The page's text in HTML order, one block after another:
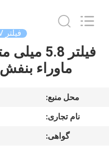
صفحه
محصولات
Technology
فیلتر MCUV
ماوراء بنفش MCUV L41
محل منبع:
نام تجاری:
گواهی: